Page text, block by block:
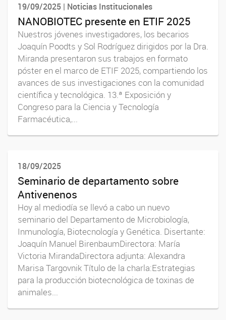
19/09/2025 | Noticias Institucionales
NANOBIOTEC presente en ETIF 2025
Nuestros jóvenes investigadores, los becarios
Joaquín Poodts y Sol Rodríguez dirigidos por la Dra.
Miranda presentaron sus trabajos en formato
póster en el marco de ETIF 2025, compartiendo los
avances de sus investigaciones con la comunidad
científica y tecnológica. 13.ª Exposición y
Congreso para la Ciencia y Tecnología
Farmacéutica,...
18/09/2025
Seminario de departamento sobre
Antivenenos
Hoy al mediodía se llevó a cabo un nuevo
seminario del Departamento de Microbiología,
Inmunología, Biotecnología y Genética. Disertante:
Joaquín Manuel BirenbaumDirectora: María
Victoria MirandaDirectora adjunta: Alexandra
Marisa Targovnik Título de la charla:Estrategias
para la producción biotecnológica de toxinas de
animales...